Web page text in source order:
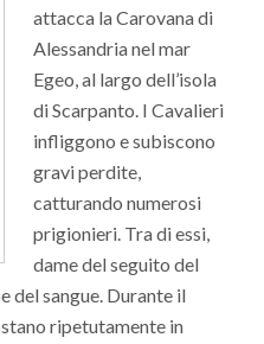
attacca la Carovana di
Alessandria nel mar
Egeo, al largo dell’isola
di Scarpanto. I Cavalieri
infliggono e subiscono
gravi perdite,
catturando numerosi
prigionieri. Tra di essi,
dame del seguito del
del sangue. Durante il
ripetutamente in